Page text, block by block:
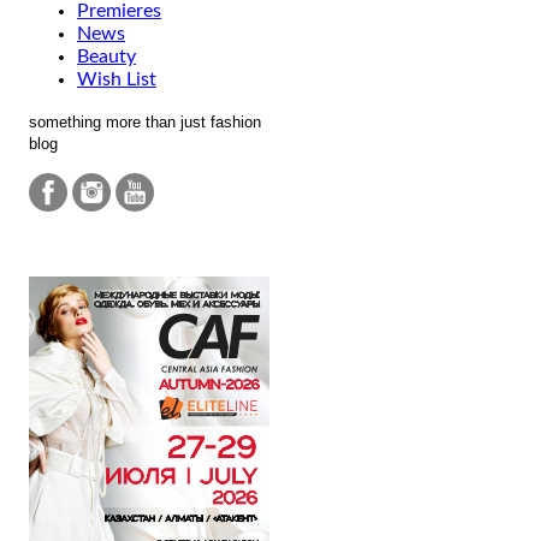
Premieres
News
Beauty
Wish List
something more than just fashion
blog